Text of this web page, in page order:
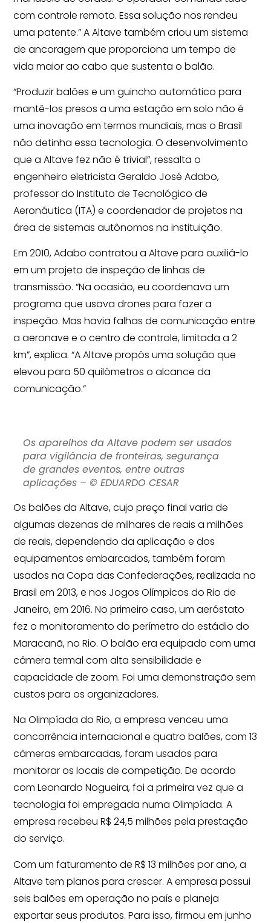
com controle remoto. Essa solução nos rendeu
uma patente.” A Altave também criou um sistema
de ancoragem que proporciona um tempo de
vida maior ao cabo que sustenta o balão.
“Produzir balões e um guincho automático para
mantê-los presos a uma estação em solo não é
uma inovação em termos mundiais, mas o Brasil
não detinha essa tecnologia. O desenvolvimento
que a Altave fez não é trivial”, ressalta o
engenheiro eletricista Geraldo José Adabo,
professor do Instituto de Tecnológico de
Aeronáutica (ITA) e coordenador de projetos na
área de sistemas autônomos na instituição.
Em 2010, Adabo contratou a Altave para auxiliá-lo
em um projeto de inspeção de linhas de
transmissão. “Na ocasião, eu coordenava um
programa que usava drones para fazer a
inspeção. Mas havia falhas de comunicação entre
a aeronave e o centro de controle, limitada a 2
km”, explica. “A Altave propôs uma solução que
elevou para 50 quilômetros o alcance da
comunicação.”
Os aparelhos da Altave podem ser usados
para vigilância de fronteiras, segurança
de grandes eventos, entre outras
aplicações – © EDUARDO CESAR
Os balões da Altave, cujo preço final varia de
algumas dezenas de milhares de reais a milhões
de reais, dependendo da aplicação e dos
equipamentos embarcados, também foram
usados na Copa das Confederações, realizada no
Brasil em 2013, e nos Jogos Olímpicos do Rio de
Janeiro, em 2016. No primeiro caso, um aeróstato
fez o monitoramento do perímetro do estádio do
Maracanã, no Rio. O balão era equipado com uma
câmera termal com alta sensibilidade e
capacidade de zoom. Foi uma demonstração sem
custos para os organizadores.
Na Olimpíada do Rio, a empresa venceu uma
concorrência internacional e quatro balões, com 13
câmeras embarcadas, foram usados para
monitorar os locais de competição. De acordo
com Leonardo Nogueira, foi a primeira vez que a
tecnologia foi empregada numa Olimpíada. A
empresa recebeu R$ 24,5 milhões pela prestação
do serviço.
Com um faturamento de R$ 13 milhões por ano, a
Altave tem planos para crescer. A empresa possui
seis balões em operação no país e planeja
exportar seus produtos. Para isso, firmou em junho